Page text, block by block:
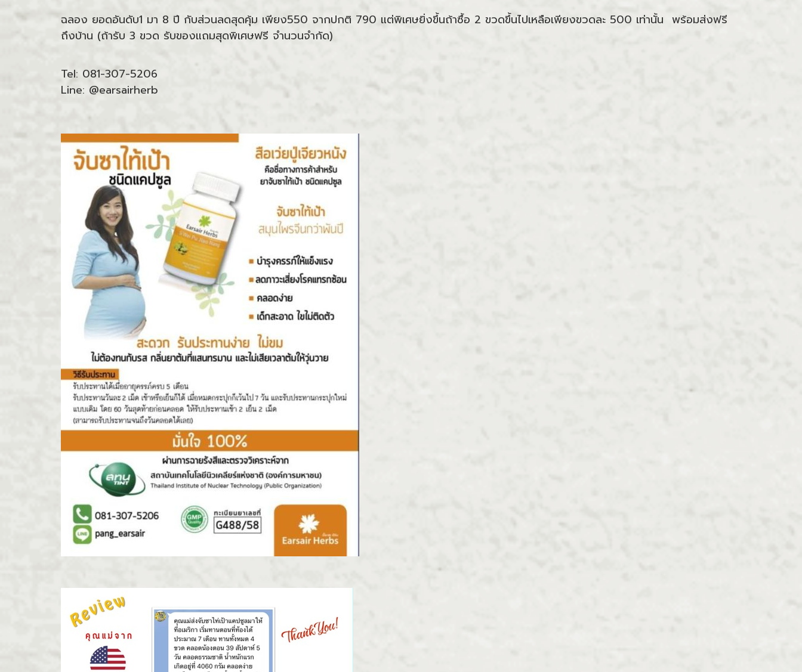
ฉลอง ยอดอันดับ1 มา 8 ปี กับส่วนลดสุดคุ้ม เพียง550 จากปกติ 790 แต่พิเศษยิ่งขึ้นถ้าซื้อ 2 ขวดขึ้นไปเหลือเพียงขวดละ 500 เท่านั้น พร้อมส่งฟรี
ถึงบ้าน (ถ้ารับ 3 ขวด รับของแถมสุดพิเศษฟรี จำนวนจำกัด)
Tel: 081-307-5206
Line: @earsairherb